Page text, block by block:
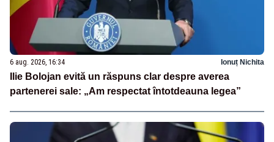
6 aug. 2026, 16:34 Ionuț Nichita
Ilie Bolojan evită un răspuns clar despre averea
partenerei sale: „Am respectat întotdeauna legea”